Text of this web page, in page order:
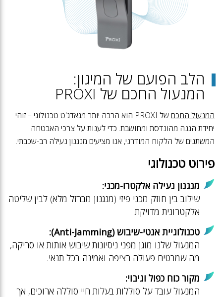
הלב הפועם של המיגון:
המנעול החכם של PROXI
המנעול החכם
של PROXI הוא הרבה יותר מגאדג'ט טכנולוגי – זוהי
יחידת הגנה מהונדסת ומחושבת. כדי לענות על צרכי האבטחה
המשתנים של הלקוח המודרני, אנו מציעים מנגנון נעילה רב-שכבתי.
פירוט טכנולוגי
מנגנון נעילה אלקטרו-מכני:
שילוב בין חוזק מכני פיזי (מנגנון מברזל מלא) לבין שליטה
אלקטרונית מדויקת.
טכנולוגיית אנטי-שיבוש (Anti-Jamming):
המנעול שלנו מוגן מפני ניסיונות שיבוש אותות או סריקה,
מה שמבטיח פעולה רציפה ואמינה בכל תנאי.
מקור כוח כפול וגיבוי:
המנעול עובד על סוללות בעלות חיי סוללה ארוכים, אך